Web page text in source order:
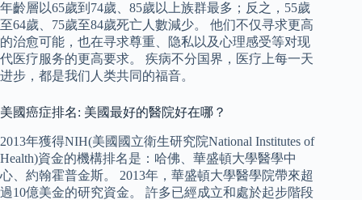
年齡層以65歲到74歲、85歲以上族群最多；反之，55歲
至64歲、75歲至84歲死亡人數減少。 他们不仅寻求更高
的治愈可能，也在寻求尊重、隐私以及心理感受等对现
代医疗服务的更高要求。 疾病不分国界，医疗上每一天
进步，都是我们人类共同的福音。
美國癌症排名: 美國最好的醫院好在哪？
2013年獲得NIH(美國國立衛生研究院National Institutes of
Health)資金的機構排名是：哈佛、華盛頓大學醫學中
心、約翰霍普金斯。 2013年，華盛頓大學醫學院帶來超
過10億美金的研究資金。 許多已經成立和處於起步階段